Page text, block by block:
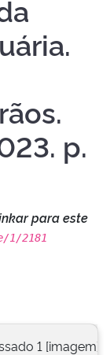
p.
para este
1/2181
1 [imagem].